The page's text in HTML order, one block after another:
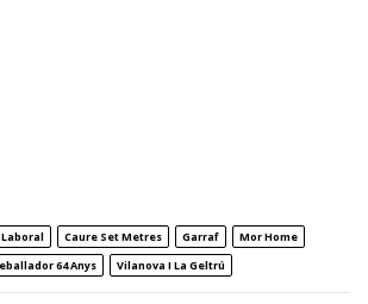
Caure Set Metres Garraf
Mor Home
64 Anys Vilanova I La Geltrú